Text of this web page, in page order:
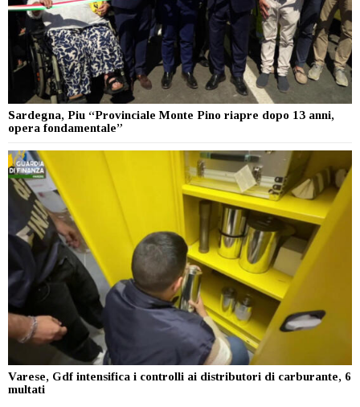
Sardegna, Piu “Provinciale Monte Pino riapre dopo 13 anni,
opera fondamentale”
Varese, Gdf intensifica i controlli ai distributori di carburante, 6
multati